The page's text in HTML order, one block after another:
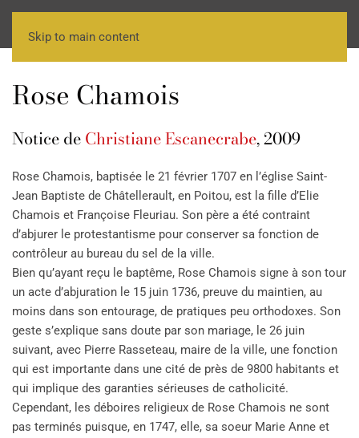
Skip to main content
Rose Chamois
Notice deChristiane Escanecrabe, 2009
Rose Chamois, baptisée le 21 février 1707 en l’église Saint-
Jean Baptiste de Châtellerault, en Poitou, est la fille d’Elie
Chamois et Françoise Fleuriau. Son père a été contraint
d’abjurer le protestantisme pour conserver sa fonction de
contrôleur au bureau du sel de la ville.
Bien qu’ayant reçu le baptême, Rose Chamois signe à son tour
un acte d’abjuration le 15 juin 1736, preuve du maintien, au
moins dans son entourage, de pratiques peu orthodoxes. Son
geste s’explique sans doute par son mariage, le 26 juin
suivant, avec Pierre Rasseteau, maire de la ville, une fonction
qui est importante dans une cité de près de 9800 habitants et
qui implique des garanties sérieuses de catholicité.
Cependant, les déboires religieux de Rose Chamois ne sont
pas terminés puisque, en 1747, elle, sa soeur Marie Anne et